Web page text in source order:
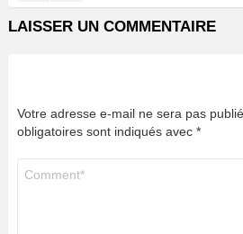
LAISSER UN COMMENTAIRE
Votre adresse e-mail ne sera pas
obligatoires sont indiqués avec *